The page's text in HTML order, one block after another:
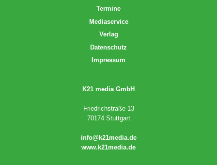
Termine
Mediaservice
Verlag
Datenschutz
Impressum
K21 media GmbH
Friedrichstraße 13
70174 Stuttgart
info@k21media.de
www.k21media.de